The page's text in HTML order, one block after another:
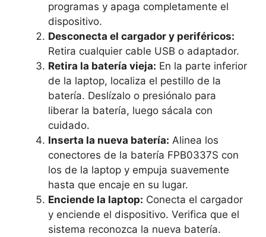
programas y apaga completamente el
dispositivo.
Desconecta el cargador y periféricos:
Retira cualquier cable USB o adaptador.
Retira la batería vieja: En la parte inferior
de la laptop, localiza el pestillo de la
batería. Deslízalo o presiónalo para
liberar la batería, luego sácala con
cuidado.
Inserta la nueva batería: Alinea los
conectores de la batería FPB0337S con
los de la laptop y empuja suavemente
hasta que encaje en su lugar.
Enciende la laptop: Conecta el cargador
y enciende el dispositivo. Verifica que el
sistema reconozca la nueva batería.